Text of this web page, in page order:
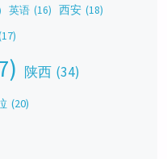
英语 (16) 西安 (18)
陕西 (34)
(20)